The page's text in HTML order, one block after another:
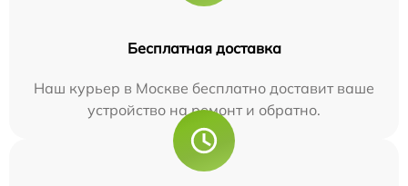
Бесплатная доставка
Наш курьер в Москве бесплатно доставит ваше
устройство на ремонт и обратно.